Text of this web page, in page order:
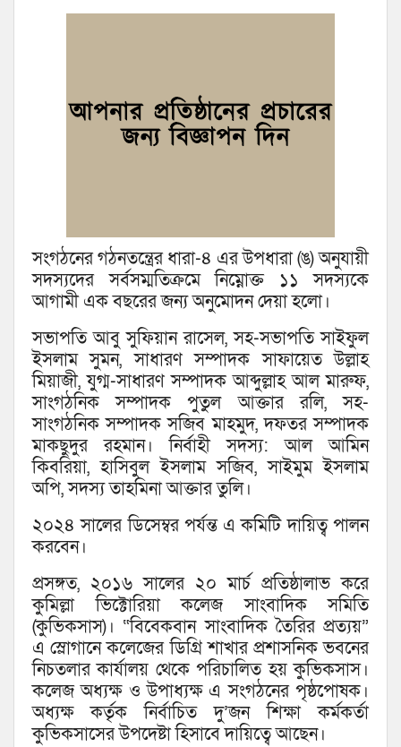
সংগঠনের গঠনতন্ত্রের ধারা-৪ এর উপধারা (ঙ) অনুযায়ী
সদস্যদের সর্বসম্মতিক্রমে নিম্নোক্ত ১১ সদস্যকে
আগামী এক বছরের জন্য অনুমোদন দেয়া হলো।
সভাপতি আবু সুফিয়ান রাসেল, সহ-সভাপতি সাইফুল
ইসলাম সুমন, সাধারণ সম্পাদক সাফায়েত উল্লাহ
মিয়াজী, যুগ্ম-সাধারণ সম্পাদক আব্দুল্লাহ আল মারুফ,
সাংগঠনিক সম্পাদক পুতুল আক্তার রলি, সহ-
সাংগঠনিক সম্পাদক সজিব মাহমুদ, দফতর সম্পাদক
মাকছুদুর রহমান। নির্বাহী সদস্য: আল আমিন
কিবরিয়া, হাসিবুল ইসলাম সজিব, সাইমুম ইসলাম
অপি, সদস্য তাহমিনা আক্তার তুলি।
২০২৪ সালের ডিসেম্বর পর্যন্ত এ কমিটি দায়িত্ব পালন
করবেন।
প্রসঙ্গত, ২০১৬ সালের ২০ মার্চ প্রতিষ্ঠালাভ করে
কুমিল্লা ভিক্টোরিয়া কলেজ সাংবাদিক সমিতি
(কুভিকসাস)। “বিবেকবান সাংবাদিক তৈরির প্রত্যয়”
এ স্লোগানে কলেজের ডিগ্রি শাখার প্রশাসনিক ভবনের
নিচতলার কার্যালয় থেকে পরিচালিত হয় কুভিকসাস।
কলেজ অধ্যক্ষ ও উপাধ্যক্ষ এ সংগঠনের পৃষ্ঠপোষক।
অধ্যক্ষ কর্তৃক নির্বাচিত দু’জন শিক্ষা কর্মকর্তা
কুভিকসাসের উপদেষ্টা হিসাবে দায়িত্বে আছেন।